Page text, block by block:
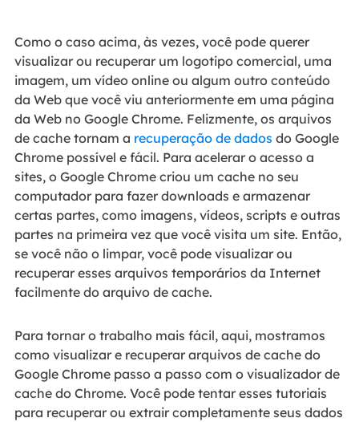
Como o caso acima, às vezes, você pode querer
visualizar ou recuperar um logotipo comercial, uma
imagem, um vídeo online ou algum outro conteúdo
da Web que você viu anteriormente em uma página
da Web no Google Chrome. Felizmente, os arquivos
de cache tornam a recuperação de dados do Google
Chrome possível e fácil. Para acelerar o acesso a
sites, o Google Chrome criou um cache no seu
computador para fazer downloads e armazenar
certas partes, como imagens, vídeos, scripts e outras
partes na primeira vez que você visita um site. Então,
se você não o limpar, você pode visualizar ou
recuperar esses arquivos temporários da Internet
facilmente do arquivo de cache.
Para tornar o trabalho mais fácil, aqui, mostramos
como visualizar e recuperar arquivos de cache do
Google Chrome passo a passo com o visualizador de
cache do Chrome. Você pode tentar esses tutoriais
para recuperar ou extrair completamente seus dados